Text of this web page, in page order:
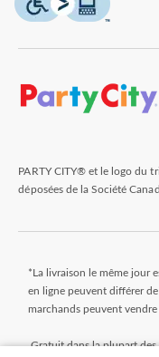
PARTY CITY® et le logo du
déposées de la Société
*La livraison le même jour
en ligne peuvent différer
marchands peuvent
Gratuit dans la plupart des